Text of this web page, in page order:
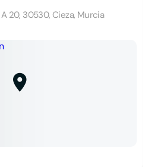
20, 30530, Cieza, Murcia